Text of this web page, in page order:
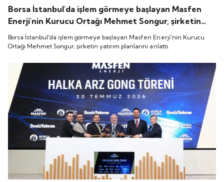
Borsa İstanbul'da işlem görmeye başlayan Masfen
Enerji'nin Kurucu Ortağı Mehmet Songur, şirketin
yatırım planlarını anlattı.
Borsa İstanbul'da işlem görmeye başlayan Masfen Enerji'nin Kurucu
Ortağı Mehmet Songur, şirketin yatırım planlarını anlattı.